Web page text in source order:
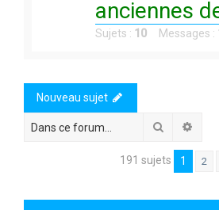
anciennes
Sujets : 10 Messages :
Nouveau sujet
Rechercher
191 sujets 1 2